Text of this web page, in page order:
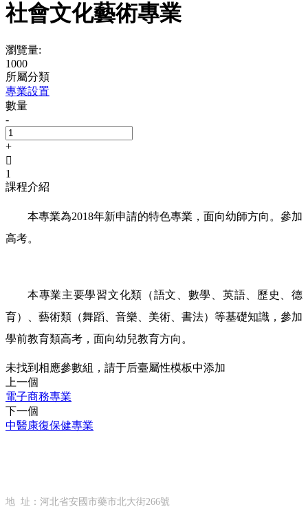
社會文化藝術專業
瀏覽量:
1000
所屬分類
專業設置
數量
-
+

1
課程介紹
本專業為2018年新申請的特色專業，面向幼師方向。參加
高考。
本專業主要學習文化類（語文、數學、英語、歷史、德
育）、藝術類（舞蹈、音樂、美術、書法）等基礎知識，參加
學前教育類高考，面向幼兒教育方向。
未找到相應參數組，請于后臺屬性模板中添加
上一個
電子商務專業
下一個
中醫康復保健專業
地 址：河北省安國市藥市北大街266號